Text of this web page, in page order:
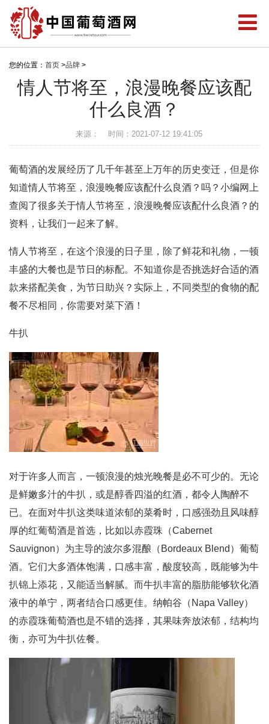
您的位置： 首页 >品牌 >
情人节将至，浪漫晚餐应该配
什么良酒？
来源： 时间：2021-07-12 19:41:05
葡萄酒的发展经历了几千年甚至上万年的历史变迁，但是你
知道情人节将至，浪漫晚餐应该配什么良酒？吗？小编网上
查阅了很多关于情人节将至，浪漫晚餐应该配什么良酒？的
资料，让我们一起来了解。
情人节将至，在这个浪漫的日子里，除了鲜花和礼物，一顿
丰盛的大餐也是节日的标配。不知道你是否挑选好合适的酒
款来搭配美食，为节日助兴？实际上，不同类型的食物的配
餐不尽相同，你需要对菜下酒！
牛扒
对于许多人而言，一顿浪漫的烛光晚餐是必不可少的。无论
是鲜嫩多汁的牛扒，或是醇香四溢的红酒，都令人陶醉不
已。在面对牛扒这类味道浓郁的菜肴时，口感强劲且风味醇
厚的红葡萄酒是首选，比如以赤霞珠（Cabernet
Sauvignon）为主导的波尔多混酿（Bordeaux Blend）葡萄
酒。它们大多酒体饱满，口感丰富，酸度较高，既能够为牛
扒锦上添花，又能适当解腻。而牛扒丰富的脂肪能够软化酒
液中的单宁，两者结合口感更佳。纳帕谷（Napa Valley）
的赤霞珠葡萄酒也是不错的选择，其果味奔放浓郁，结构均
衡，亦可为牛扒佐餐。